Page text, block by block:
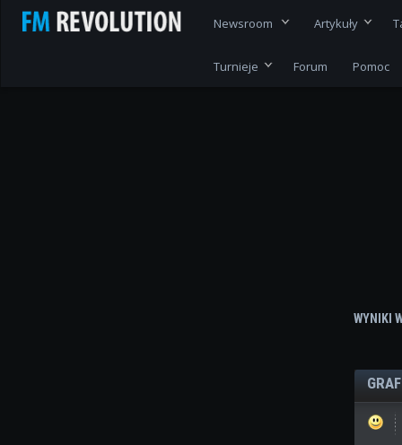
Newsroom Artykuły
Turnieje Forum Pomoc
WYNIKI